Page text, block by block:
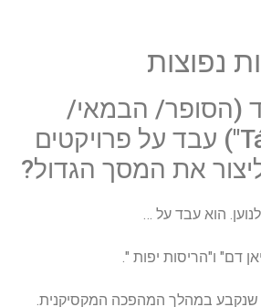
(הסופר/ הבמאי/
המפיק של "Tár") עבד על פרויקטים
את המסך הגדול?
הוא עבד על …
דם" ו"הריסות יפות ".
שנקבע במהלך המהפכה המקסיקנית.